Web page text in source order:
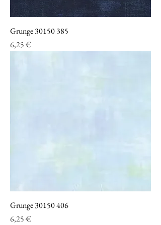
i
e
t
r
Grunge 30150 385
Prezzo
6,25 €
Grunge 30150 406
Prezzo
6,25 €